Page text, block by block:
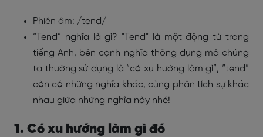
Phiên âm: /tend/
“Tend” nghĩa là gì? "Tend" là một động từ trong
tiếng Anh, bên cạnh nghĩa thông dụng mà chúng
ta thường sử dụng là “có xu hướng làm gì”, “tend”
còn có những nghĩa khác, cùng phân tích sự khác
nhau giữa những nghĩa này nhé!
1. Có xu hướng làm gì đó